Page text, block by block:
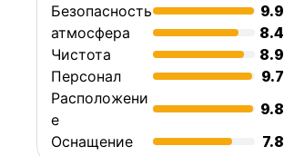
Безопасность
9.9
атмосфера
8.4
Чистота
8.9
Персонал
9.7
Расположени
е
9.8
Оснащение
7.8